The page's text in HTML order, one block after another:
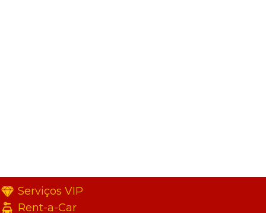
Serviços VIP
Rent-a-Car